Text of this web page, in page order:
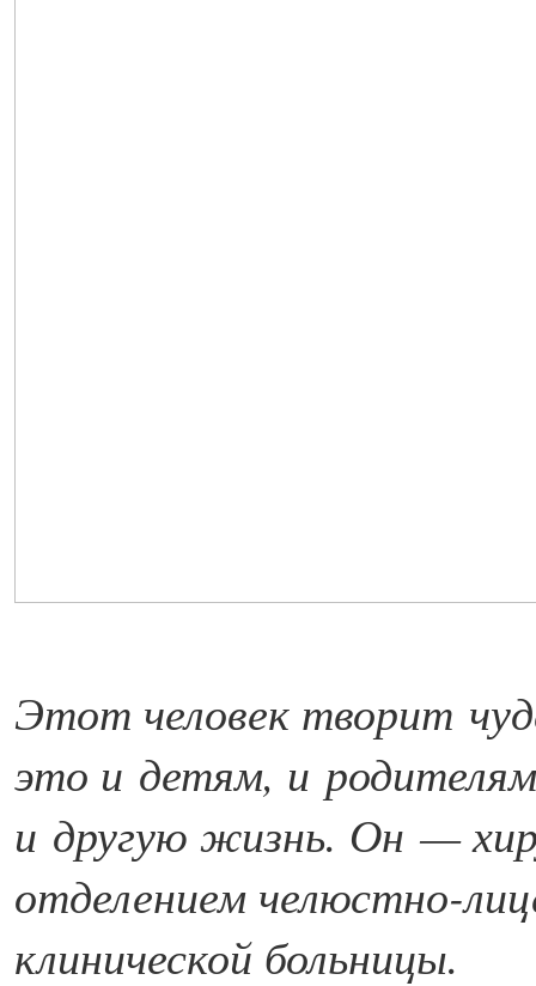
Этот человек творит
это и детям, и
и другую жизнь. Он —
отделением челюстно-
клинической больницы.